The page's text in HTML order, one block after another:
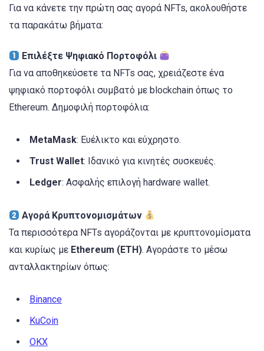
Για να κάνετε την πρώτη σας αγορά NFTs, ακολουθήστε
τα παρακάτω βήματα:
Επιλέξτε Ψηφιακό Πορτοφόλι
Για να αποθηκεύσετε τα NFTs σας, χρειάζεστε ένα
ψηφιακό πορτοφόλι συμβατό με blockchain όπως το
Ethereum. Δημοφιλή πορτοφόλια:
MetaMask: Ευέλικτο και εύχρηστο.
Trust Wallet: Ιδανικό για κινητές συσκευές.
Ledger: Ασφαλής επιλογή hardware wallet.
Αγορά Κρυπτονομισμάτων
Τα περισσότερα NFTs αγοράζονται με κρυπτονομίσματα
και κυρίως με Ethereum (ETH). Αγοράστε το μέσω
ανταλλακτηρίων όπως:
Binance
KuCoin
OKX